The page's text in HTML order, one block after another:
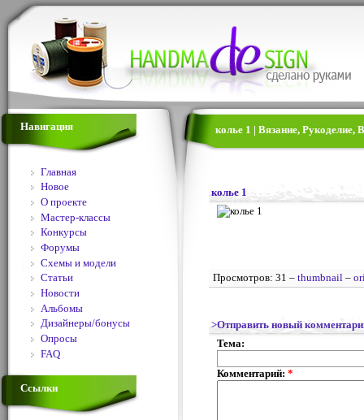
Навигация
Главная
Новое
О проекте
Мастер-классы
Конкурсы
Форумы
Схемы и модели
Статьи
Новости
Альбомы
Дизайнеры/бонусы
Опросы
FAQ
Ссылки
колье 1 | Вязание,
колье 1
Просмотров: 31 – thumbnail –
>Отправить новый
Тема:
Комментарий: *